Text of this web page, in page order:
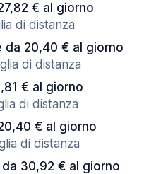
€ al giorno
di distanza
da 20,40 € al giorno
di distanza
€ al giorno
di distanza
€ al giorno
di distanza
30,92 € al giorno